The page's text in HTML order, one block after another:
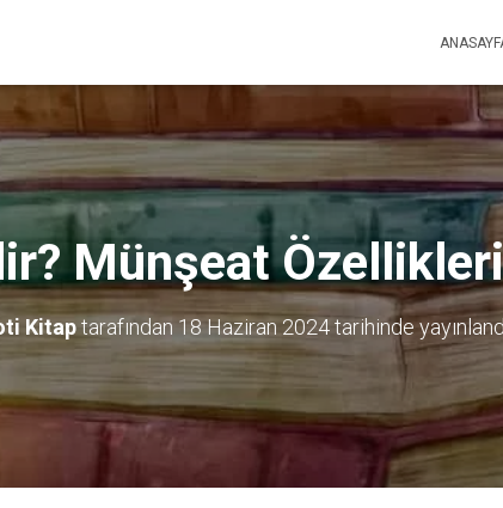
Münşeat
Kitaptarafından 18 Haziran 2024tarihinde